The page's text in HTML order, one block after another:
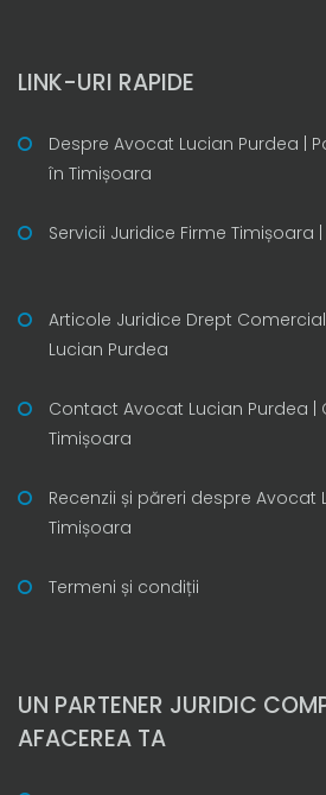
LINK-URI RAPIDE
Despre Avocat Lucian Purdea |
în Timișoara
Servicii Juridice Firme Timișoara
Articole Juridice Drept
Lucian Purdea
Contact Avocat Lucian Purdea |
Timișoara
Recenzii și păreri despre Avocat
Timișoara
Termeni și condiții
UN PARTENER JURIDIC
AFACEREA TA